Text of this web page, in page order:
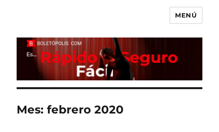
MENÚ
Mes:febrero 2020